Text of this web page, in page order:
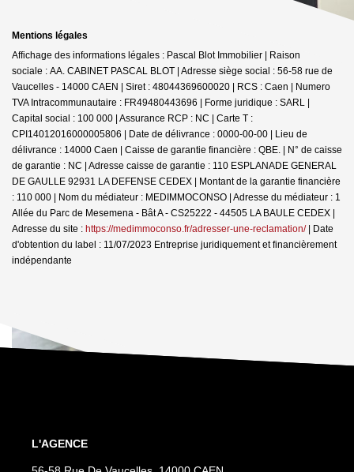
Mentions légales
Affichage des informations légales : Pascal Blot Immobilier | Raison
sociale : AA. CABINET PASCAL BLOT | Adresse siège social : 56-58 rue de
Vaucelles - 14000 CAEN | Siret : 48044369600020 | RCS : Caen | Numero
TVA Intracommunautaire : FR49480443696 | Forme juridique : SARL |
Capital social : 100 000 | Assurance RCP : NC | Carte T :
CPI14012016000005806 | Date de délivrance : 0000-00-00 | Lieu de
délivrance : 14000 Caen | Caisse de garantie financière : QBE. | N° de caisse
de garantie : NC | Adresse caisse de garantie : 110 ESPLANADE GENERAL
DE GAULLE 92931 LA DEFENSE CEDEX | Montant de la garantie financière
: 110 000 | Nom du médiateur : MEDIMMOCONSO | Adresse du médiateur : 1
Allée du Parc de Mesemena - Bât A - CS25222 - 44505 LA BAULE CEDEX |
Adresse du site : https://medimmoconso.fr/adresser-une-reclamation/| Date
d'obtention du label : 11/07/2023 Entreprise juridiquement et financièrement
indépendante
L'AGENCE